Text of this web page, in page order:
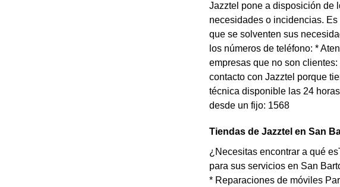
Jazztel pone a disposición de
necesidades o incidencias.
que se solventen sus
los números de teléfono: *
empresas que no son
contacto con Jazztel porque
técnica disponible las 24
desde un fijo: 1568
Tiendas de Jazztel en San
¿Necesitas encontrar a qué
para sus servicios en San
* Reparaciones de móviles